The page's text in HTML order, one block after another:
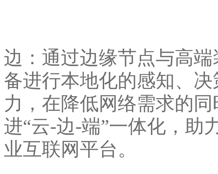
边：通过边缘节点与高
备进行本地化的感知、
力，在降低网络需求的
进“云-边-端”一体化，助
业互联网平台。